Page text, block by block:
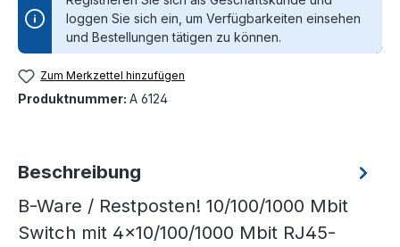
loggen Sie sich ein, um Verfügbarkeiten einsehen
und Bestellungen tätigen zu können.
Zum Merkzettel hinzufügen
Produktnummer: A 6124
Beschreibung
B-Ware / Restposten! 10/100/1000 Mbit
Switch mit 4x10/100/1000 Mbit RJ45-